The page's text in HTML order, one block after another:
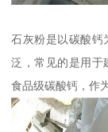
石灰粉是以碳酸钙
泛，常见的是用于
食品级碳酸钙，作